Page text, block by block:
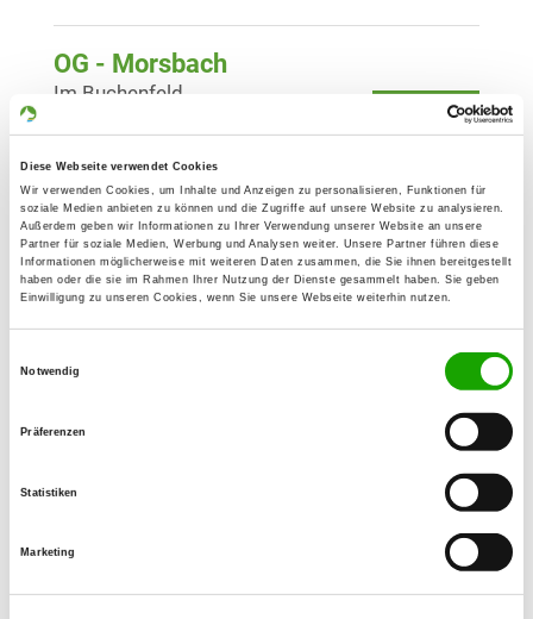
Diese Webseite verwendet Cookies
Wir verwenden Cookies, um Inhalte und Anzeigen zu personalisieren, Funktionen für
soziale Medien anbieten zu können und die Zugriffe auf unsere Website zu analysieren.
Außerdem geben wir Informationen zu Ihrer Verwendung unserer Website an unsere
Partner für soziale Medien, Werbung und Analysen weiter. Unsere Partner führen diese
Informationen möglicherweise mit weiteren Daten zusammen, die Sie ihnen bereitgestellt
haben oder die sie im Rahmen Ihrer Nutzung der Dienste gesammelt haben. Sie geben
Einwilligung zu unseren Cookies, wenn Sie unsere Webseite weiterhin nutzen.
Notwendig
Präferenzen
Statistiken
Marketing
OG - Morsbach
Details
Im Buchenfeld
OG - Overath-Engelskirchen
Details
Im Loch 1
51766 Engelskirchen-Kaltenbach
OG - Reichshof-Eckenhagen
Details
Details
Thierseifen-Aspenhöhe
OG - Gerlingen